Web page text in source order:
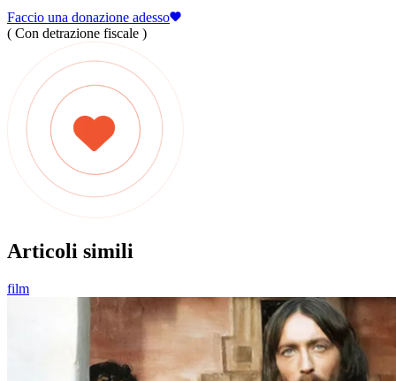
Faccio una donazione adesso
( Con detrazione fiscale )
Articoli simili
film